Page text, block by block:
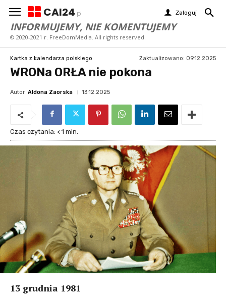
CAI24 pl Zaloguj
INFORMUJEMY, NIE KOMENTUJEMY
© 2020-2021 r. FreeDomMedia. All rights reserved.
Kartka z kalendarza polskiego Zaktualizowano: 09.12.2025
WRONa ORŁA nie pokona
Autor Aldona Zaorska 13.12.2025
Czas czytania: < 1 min.
13 grudnia 1981